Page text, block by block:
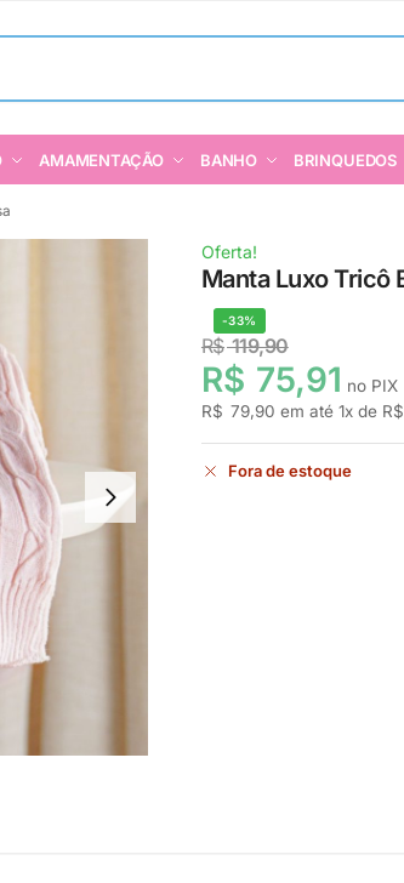
AMAMENTAÇÃO BANHO BRINQUEDOS
Oferta!
Manta Luxo Tricô
-33%
R$119,90
R$ 75,91 no PIX
R$ 79,90 em até 1x de R$
Fora de estoque